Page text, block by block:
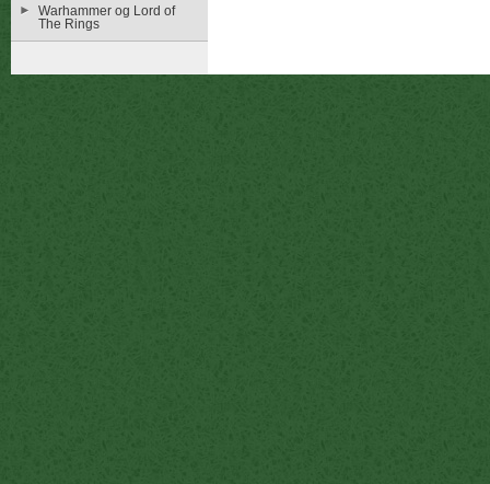
Warhammer og Lord of
The Rings